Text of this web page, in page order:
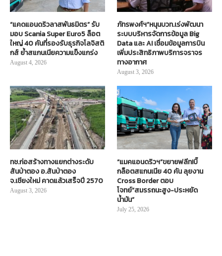
“แคดแอนดริวลาสพันธมิตร” รับ
มอบ Scania Super Euro5 ล็อต
ใหญ่ 40 คันที่รองรับธุรกิจโลจิสติ
กส์ ย้ำสแกนเนียความแข็งแกร่ง
August 4, 2026
ภัทรพงศ์ฯ”หนุนบวท.เร่งพัฒนา
ระบบบริหารจัดการข้อมูล Big
Data และ AI เชื่อมข้อมูลการบิน
เพิ่มประสิทธิภาพบริการจราจร
ทางอากาศ
August 3, 2026
ทช.ก่อสร้างทางแยกต่างระดับ
สันป่าตอง อ.สันป่าตอง
จ.เชียงใหม่ คาดแล้วเสร็จปี 2570
August 3, 2026
“แมคแอนดริวฯ”ขยายฟลีท!บิ๊
กล็อตสแกนเนีย 40 คัน ลุยงาน
Cross Border ตอบ
โจทย์“สมรรถนะสูง-ประหยัด
น้ำมัน”
July 25, 2026